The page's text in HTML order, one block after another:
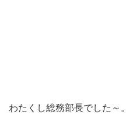
わたくし総務部長でした～。